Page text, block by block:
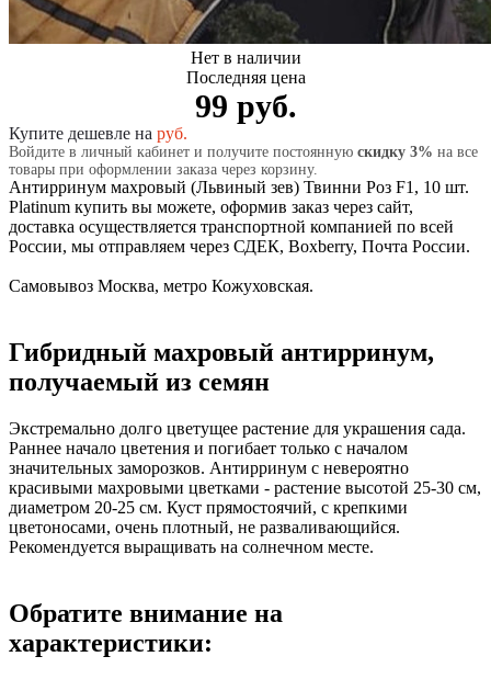
Нет в наличии
Последняя цена
99 руб.
Купите дешевле на руб.
Войдите в личный кабинет и получите постоянную скидку 3% на все
товары при оформлении заказа через корзину.
Антирринум махровый (Львиный зев) Твинни Роз F1, 10 шт.
Platinum купить вы можете, оформив заказ через сайт,
доставка осуществляется транспортной компанией по всей
России, мы отправляем через СДЕК, Boxberry, Почта России.
Самовывоз Москва, метро Кожуховская.
Гибридный махровый антирринум,
получаемый из семян
Экстремально долго цветущее растение для украшения сада.
Раннее начало цветения и погибает только с началом
значительных заморозков. Антирринум с невероятно
красивыми махровыми цветками - растение высотой 25-30 см,
диаметром 20-25 см. Куст прямостоячий, с крепкими
цветоносами, очень плотный, не разваливающийся.
Рекомендуется выращивать на солнечном месте.
Обратите внимание на
характеристики: